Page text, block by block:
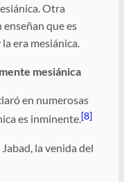
Otra
enseñan que es
era mesiánica.
mesiánica
en numerosas
es inminente.[8]
la venida del